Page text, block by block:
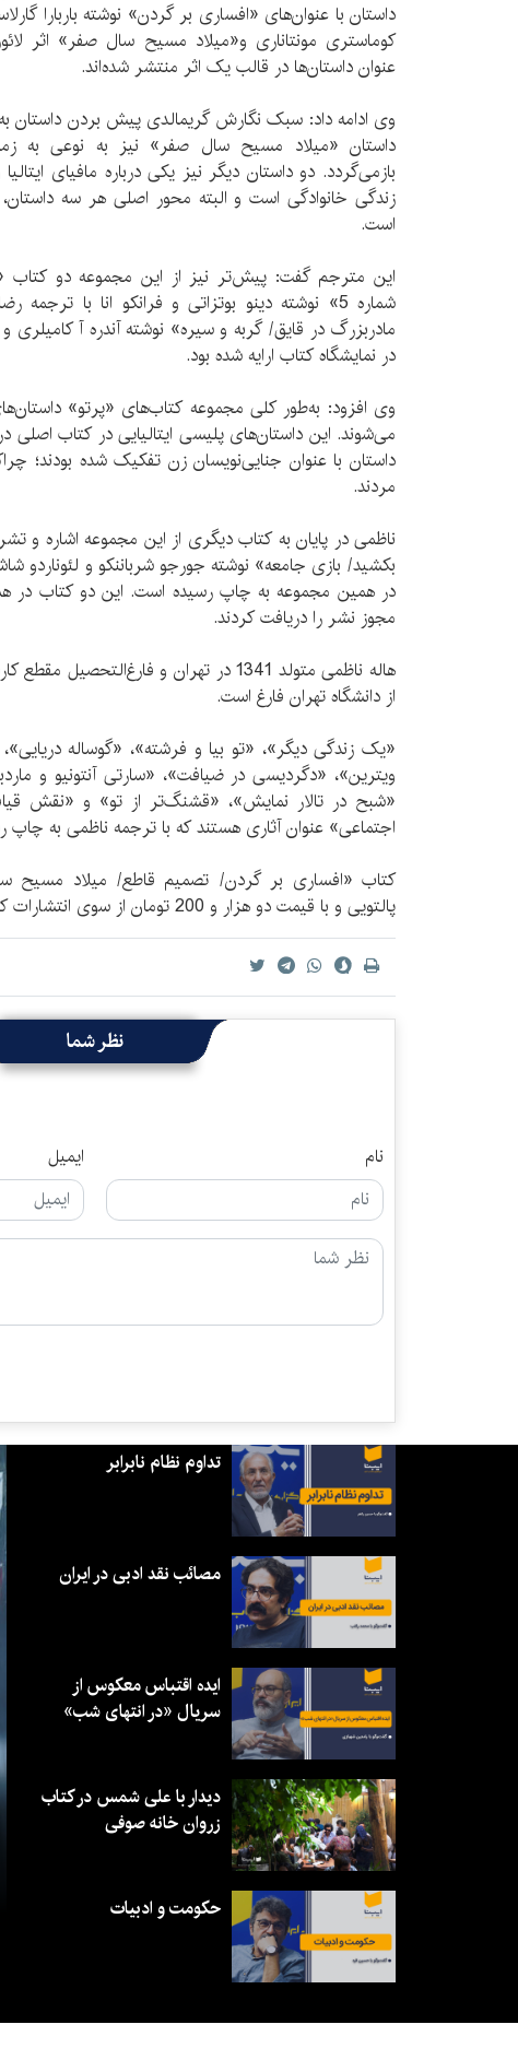
داستان با عنوان‌های «افساری بر گردن» نوشته باربارا
کوماستری مونتاناری و«میلاد مسیح سال صفر» اثر
عنوان داستان‌ها در قالب یک اثر منتشر شده‌اند.
وی ادامه داد: سبک نگارش گریمالدی پیش بردن
داستان «میلاد مسیح سال صفر» نیز به نوعی
بازمی‌گردد. دو داستان دیگر نیز یکی درباره مافیای
زندگی خانوادگی است و البته محور اصلی هر سه
است.
این مترجم گفت: پیش‌تر نیز از این مجموعه دو کتاب
شماره 5» نوشته دینو بوتزاتی و فرانکو انا با
مادربزرگ در قایق/ گربه و سیره» نوشته آندره ‏آ کامیلری و
در نمایشگاه کتاب ارایه شده بود.
وی افزود: به‌طور کلی مجموعه کتاب‌های «پرتو»
می‌شوند. این داستان‌های پلیسی ایتالیایی در کتاب
داستان با عنوان جنایی‌نویسان زن تفکیک شده‌ بودند؛
مردند.
ناظمی در پایان به کتاب دیگری از این مجموعه اشاره و
بکشید/ بازی جامعه» نوشته جورجو شرباننکو و لئوناردو
در همین مجموعه به چاپ رسیده است. این دو کتاب در
مجوز نشر را دریافت کردند.
هاله ناظمی متولد 1341 در تهران و
از دانشگاه تهران فارغ است.
«یک زندگی دیگر»، «تو بیا و فرشته»، «گوساله
ویترین»، «دگردیسی در ضیافت»، «سارتی آنتونیو و
«شبح در تالار نمایش»، «قشنگ‌تر از تو» و «نقش
اجتماعی» عنوان آثاری هستند که با ترجمه ناظمی به چاپ
پالتویی و با قیمت دو هزار و 200 تومان از سوی انتشارات کتاب خورشید منتشر شد.
نظر شما
نام ایمیل
تداوم نظام نابرابر
مصائب نقد ادبی در ایران
ایده اقتباس معکوس از
سریال «در انتهای شب»
دیدار با علی شمس در کتاب
زروان خانه صوفی
حکومت و ادبیات